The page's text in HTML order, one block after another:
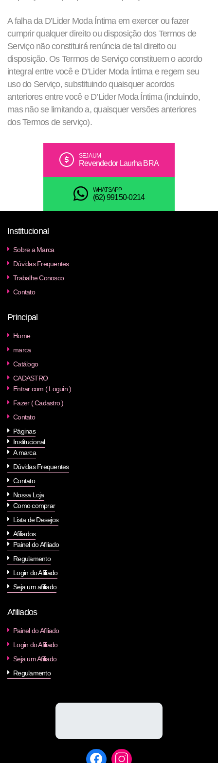
A falha da D’Lider Moda Íntima em exercer ou fazer
cumprir qualquer direito ou disposição dos Termos de
Serviço não constituirá renúncia de tal direito ou
disposição. Os Termos de Serviço constituem o acordo
integral entre você e D’Lider Moda Íntima e regem seu
uso do Serviço, substituindo quaisquer acordos
anteriores entre você e D’Lider Moda Íntima (incluindo,
mas não se limitando a, quaisquer versões anteriores
dos Termos de serviço).
SEJA UM
Revendedor Laurha BRA
WHATSAPP
(62) 99150-0214
Institucional
Sobre a Marca
Dúvidas Frequentes
Trabalhe Conosco
Contato
Principal
Home
marca
Catálogo
CADASTRO
Entrar com ( Loguin )
Fazer ( Cadastro )
Contato
Páginas
Institucional
A marca
Dúvidas Frequentes
Contato
Nossa Loja
Como comprar
Lista de Desejos
Afiliados
Painel do Afiliado
Regulamento
Login do Afiliado
Seja um afiliado
Afiliados
Painel do Afiliado
Login do Afiliado
Seja um Afiliado
Regulamento